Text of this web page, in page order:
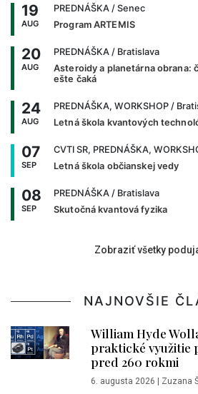
19
AUG
PREDNÁŠKA / Senec
Program ARTEMIS
20
AUG
PREDNÁŠKA / Bratislava
Asteroidy a planetárna obrana:
ešte čaká
24
AUG
PREDNÁŠKA, WORKSHOP /
Letná škola kvantových
07
SEP
CVTI SR, PREDNÁŠKA,
Letná škola občianskej vedy
08
SEP
PREDNÁŠKA / Bratislava
Skutočná kvantová fyzika
Zobraziť všetky
NAJNOVŠIE
William Hyde
praktické využitie
pred 260 rokmi
6. augusta 2026 | Zuzana